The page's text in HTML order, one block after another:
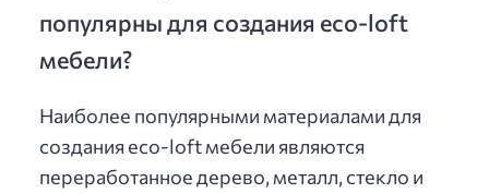
популярны для создания eco-loft
мебели?
Наиболее популярными материалами для
создания eco-loft мебели являются
переработанное дерево, металл, стекло и